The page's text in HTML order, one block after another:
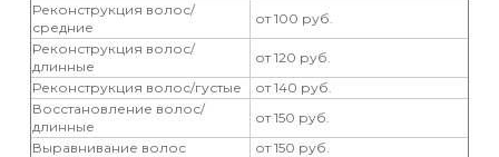
Реконструкция волос/
средние
от 100 руб.
Реконструкция волос/
длинные
от 120 руб.
Реконструкция волос/густые
от 140 руб.
Восстановление волос/
длинные
от 150 руб.
Выравнивание волос
от 150 руб.